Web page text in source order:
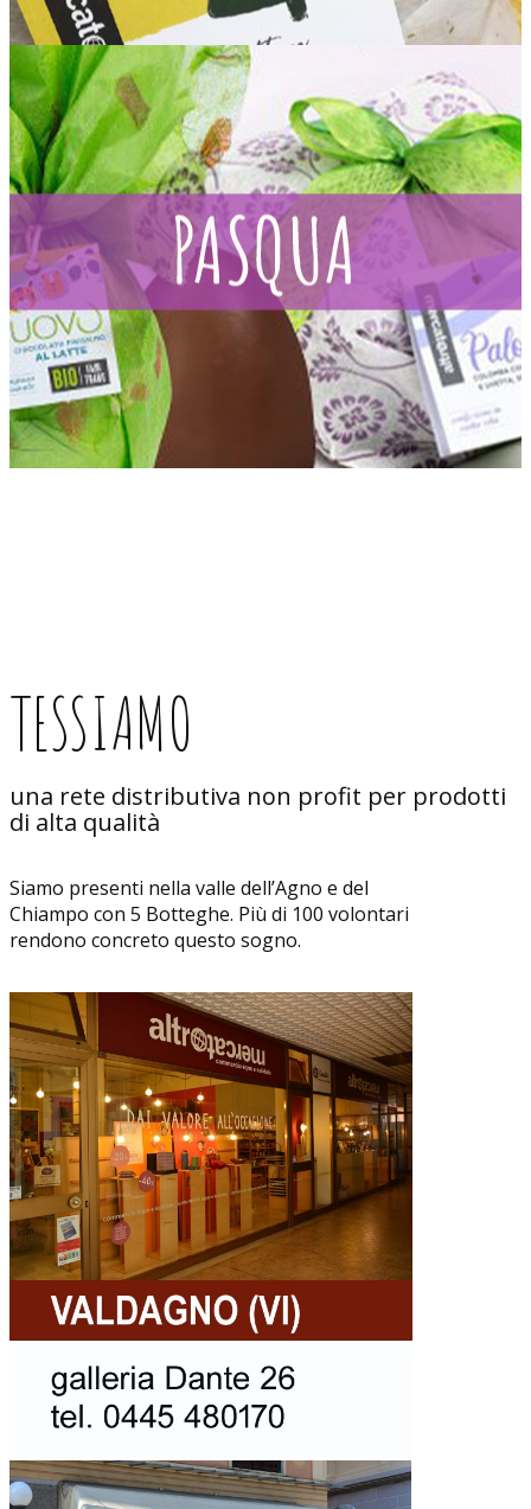
TESSIAMO
una rete distributiva non profit per prodotti
di alta qualità
Siamo presenti nella valle dell’Agno e del
Chiampo con 5 Botteghe. Più di 100 volontari
rendono concreto questo sogno.